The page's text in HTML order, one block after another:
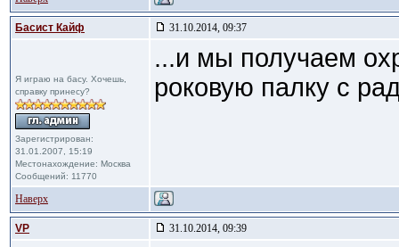
Басист Кайф 31.10.2014, 09:37
Я играю на басу. Хочешь,
справку принесу?
Зарегистрирован:
31.01.2007, 15:19
Местонахождение: Москва
Сообщений: 11770
...и мы получаем
роковую палку с
Наверх
VP 31.10.2014, 09:39